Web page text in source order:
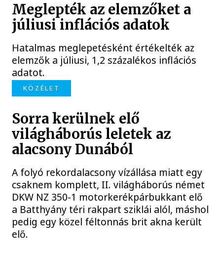
Meglepték az elemzőket a
júliusi inflációs adatok
Hatalmas meglepetésként értékelték az
elemzők a júliusi, 1,2 százalékos inflációs
adatot.
KÖZÉLET
Sorra kerülnek elő
világháborús leletek az
alacsony Dunából
A folyó rekordalacsony vízállása miatt egy
csaknem komplett, II. világháborús német
DKW NZ 350-1 motorkerékpárbukkant elő
a Batthyány téri rakpart sziklái alól, máshol
pedig egy közel féltonnás brit akna került
elő.